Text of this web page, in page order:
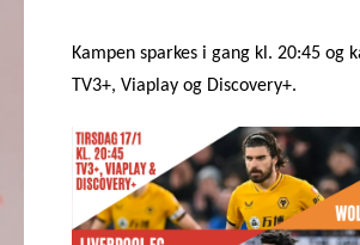
Kampen sparkes i gang kl. 20:45 og
TV3+, Viaplay og Discovery+.